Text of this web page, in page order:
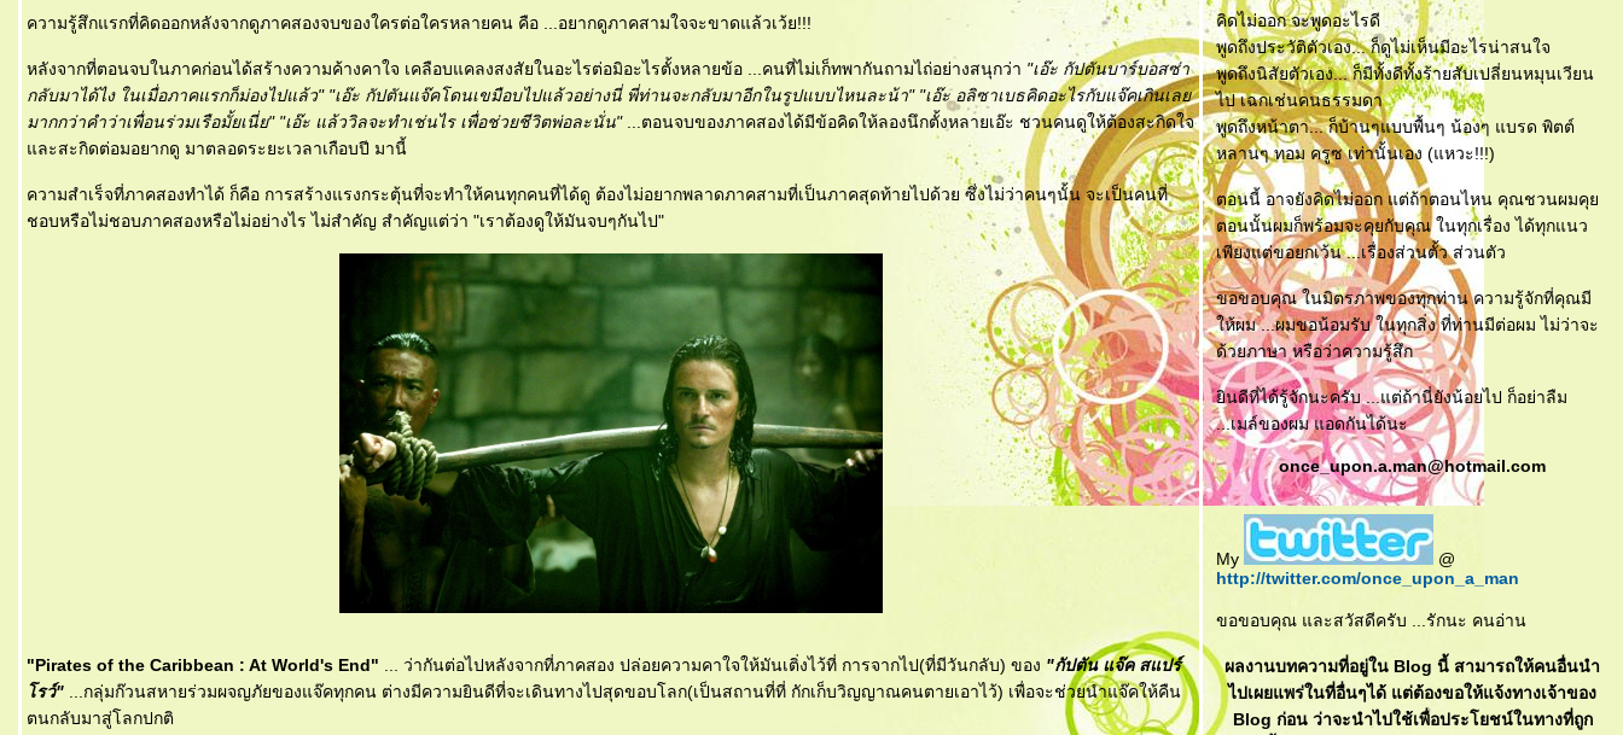
ความรู้สึกแรกที่คิดออกหลังจากดูภาคสองจบของใครต่อใครหลายคน คือ ...อยากดูภาคสามใจจะขาดแล้วเว้ย!!!
หลังจากที่ตอนจบในภาคก่อนได้สร้างความค้างคาใจ เคลือบแคลงสงสัยในอะไรต่อมิอะไรตั้งหลายข้อ ...คนที่ไม่เก็ทพากันถามไถ่อย่างสนุกว่า "เอ๊ะ กัปตันบาร์บอสซ่า
กลับมาได้ไง ในเมื่อภาคแรกก็ม่องไปแล้ว" "เอ๊ะ กัปตันแจ๊คโดนเขมือบไปแล้วอย่างนี่ พี่ท่านจะกลับมาอีกในรูปแบบไหนละน้า" "เอ๊ะ อลิซาเบธคิดอะไรกับแจ๊คเกินเล
มากกว่าคำว่าเพื่อนร่วมเรือมั้ยเนี่ย" "เอ๊ะ แล้ววิลจะทำเช่นไร เพื่อช่วยชีวิตพ่อละนั่น"...ตอนจบของภาคสองได้มีข้อคิดให้ลองนึกตั้งหลายเอ๊ะ ชวนคนดูให้ต้องสะกิดใจ
ละสะกิดต่อมอยากดู มาตลอดระยะเวลาเกือบปี มานี้
ความสำเร็จที่ภาคสองทำได้ ก็คือ การสร้างแรงกระตุ้นที่จะทำให้คนทุกคนที่ได้ดู ต้องไม่อยากพลาดภาคสามที่เป็นภาคสุดท้ายไปด้วย ซึ่งไม่ว่าคนๆนั้น จะเป็นคนที่
ชอบหรือไม่ชอบภาคสองหรือไม่อย่างไร ไม่สำคัญ สำคัญแต่ว่า "เราต้องดูให้มันจบๆกันไป"
"Pirates of the Caribbean : At World's End" ... ว่ากันต่อไปหลังจากที่ภาคสอง ปล่อยความคาใจให้มันเติ่งไว้ที่ การจากไป(ที่มีวันกลับ) ของ "กัปตัน แจ๊ค สแปร์
รว์" ...กลุ่มก๊วนสหายร่วมผจญภัยของแจ๊คทุกคน ต่างมีความยินดีที่จะเดินทางไปสุดขอบโลก(เป็นสถานที่ที่ กักเก็บวิญญาณคนตายเอาไว้) เพื่อจะช่วยนำแจ๊คให้คืน
ตนกลับมาสู่โลกปกติ
คิดไม่ออก จะพูดอะไรดี
พูดถึงประวัติตัวเอง... ก็ดูไม่เห็นมีอะไรน่าสนใจ
พูดถึงนิสัยตัวเอง... ก็มีทั้งดีทั้งร้ายสับเปลี่ยนหมุนเวียน
ไป เฉกเช่นคนธรรมดา
พูดถึงหน้าตา... ก็บ้านๆแบบพื้นๆ น้องๆ แบรด พิตต์
หลานๆ ทอม ครูซ เท่านั้นเอง (แหวะ!!!)
ตอนนี้ อาจยังคิดไม่ออก แต่ถ้าตอนไหน คุณชวนผมคุ
ตอนนั้นผมก็พร้อมจะคุยกับคุณ ในทุกเรื่อง ได้ทุกแนว
เพียงแต่ขอยกเว้น ...เรื่องส่วนตั้ว ส่วนตัว
ขอขอบคุณ ในมิตรภาพของทุกท่าน ความรู้จักที่คุณมี
ห้ผม ...ผมขอน้อมรับ ในทุกสิ่ง ที่ท่านมีต่อผม ไม่ว่าจะ
ด้วยภาษา หรือว่าความรู้สึก
ินดีที่ได้รู้จักนะครับ ...แต่ถ้านี่ยังน้อยไป ก็อย่าลืม
...เมล์ของผม แอดกันได้นะ
once_upon.a.man@hotmail.com
My
@
http://twitter.com/once_upon_a_man
ขอขอบคุณ และสวัสดีครับ ...รักนะ คนอ่าน
ผลงานบทความที่อยู่ใน Blog นี้ สามารถให้คนอื่นนำ
ไปเผยแพร่ในที่อื่นๆได้ แต่ต้องขอให้แจ้งทางเจ้าของ
Blog ก่อน ว่าจะนำไปใช้เพื่อประโยชน์ในทางที่ถูก